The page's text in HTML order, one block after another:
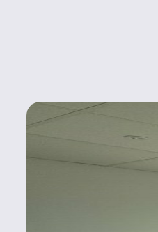
Emplacement